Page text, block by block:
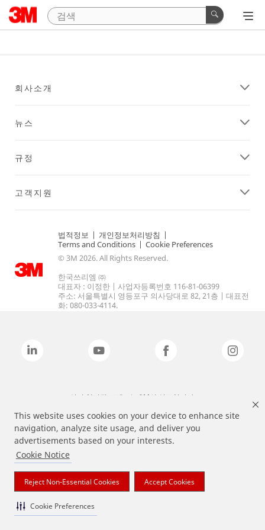
This website uses cookies on your device to enhance site
navigation, analyze site usage, and deliver you
advertisements based on your interests.
Cookie Notice
Reject Non-Essential Cookies Accept Cookies
Cookie Preferences
회사소개
뉴스
규정
고객지원
법적정보 | 개인정보처리방침 |
Terms and Conditions | Cookie Preferences
© 3M 2026. All Rights Reserved.
한국쓰리엠 ㈜
대표자 : 이정한 | 사업자등록번호 116-81-06399
주소: 서울특별시 영등포구 의사당대로 82, 21층 | 대표전
화: 080-033-4114.
상기 열거된 브랜드는 3M의 상표입니다.